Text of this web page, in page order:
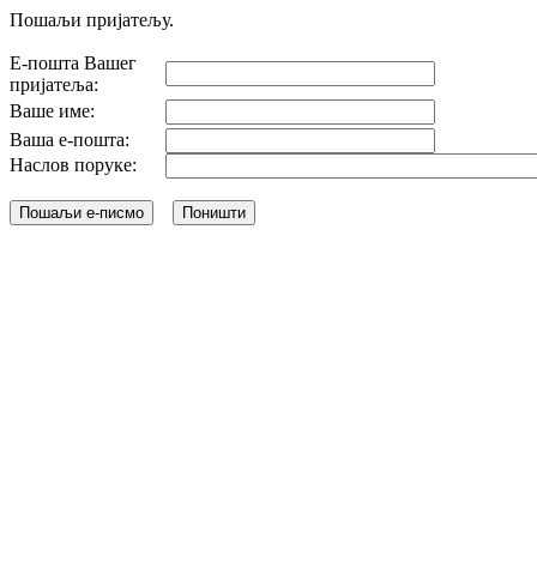
Пошаљи пријатељу.
Е-пошта Вашег
пријатеља:
Ваше име:
Ваша е-пошта:
Наслов поруке: